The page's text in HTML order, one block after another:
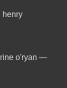
henry
o'ryan —